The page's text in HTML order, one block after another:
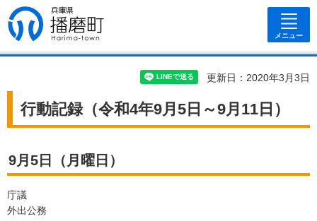
兵庫県 播磨
町
メニュー
更新日：2020年3月3日
行動記録（令和4年9月5日～9月11日）
9月5日（月曜日）
庁議
外出公務